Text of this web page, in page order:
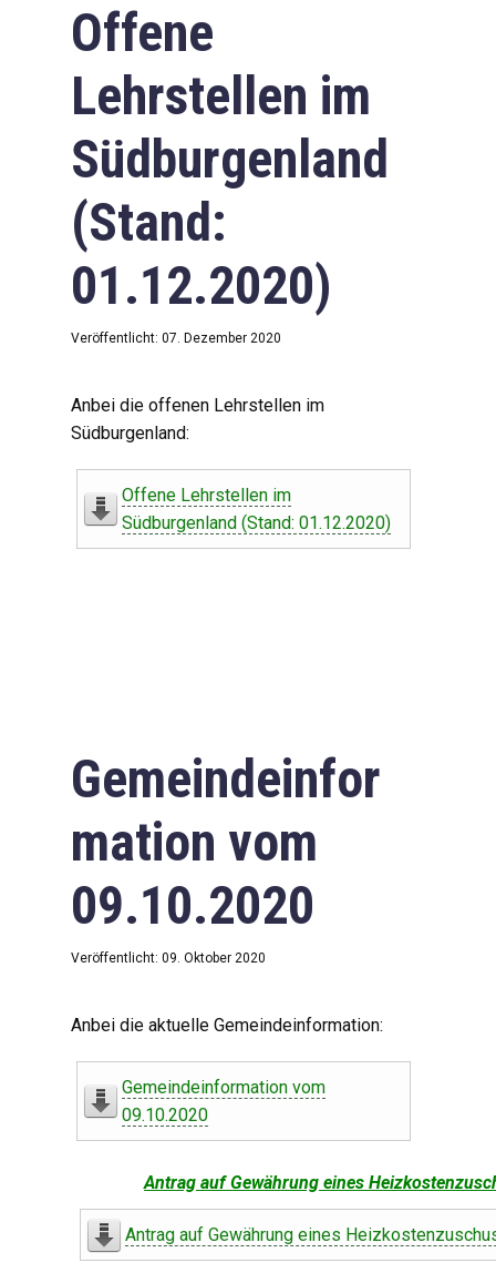
Offene
Lehrstellen im
Südburgenland
(Stand:
01.12.2020)
Veröffentlicht: 07. Dezember 2020
Anbei die offenen Lehrstellen im
Südburgenland:
Offene Lehrstellen im
Südburgenland (Stand: 01.12.2020)
Gemeindeinfor
mation vom
09.10.2020
Veröffentlicht: 09. Oktober 2020
Anbei die aktuelle Gemeindeinformation:
Gemeindeinformation vom
09.10.2020
Antrag auf Gewährung eines
Antrag auf Gewährung eines